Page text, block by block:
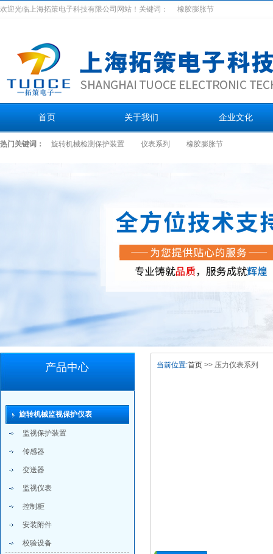
欢迎光临上海拓策电子科技有限公司网站！关键词： 橡胶膨胀节
首页 关于我们 企业文化
热门关键词： 旋转机械检测保护装置 仪表系列 橡胶膨胀节
产品中心
旋转机械监视保护仪表
监视保护装置
传感器
变送器
监视仪表
控制柜
安装附件
校验设备
当前位置:首页 >> 压力仪表系列